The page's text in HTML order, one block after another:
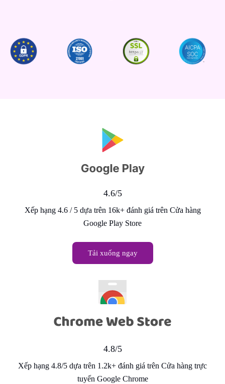
4.6/5
Xếp hạng 4.6 / 5 dựa trên 16k+ đánh giá trên Cửa hàng
Google Play Store
Tải xuống ngay
4.8/5
Xếp hạng 4.8/5 dựa trên 1.2k+ đánh giá trên Cửa hàng trực
tuyến Google Chrome